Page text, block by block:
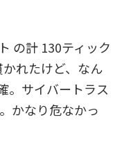
の計 130ティック
れたけど、なん
。サイバートラス
かなり危なかっ